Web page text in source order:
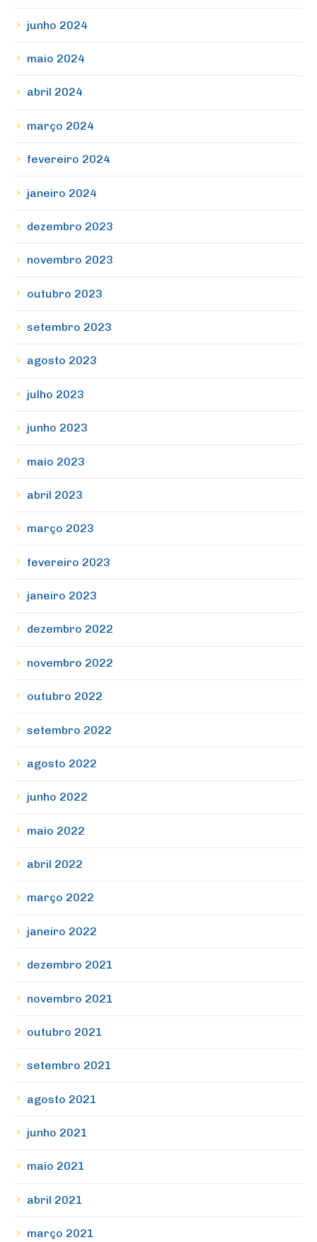
junho 2024
maio 2024
abril 2024
março 2024
fevereiro 2024
janeiro 2024
dezembro 2023
novembro 2023
outubro 2023
setembro 2023
agosto 2023
julho 2023
junho 2023
maio 2023
abril 2023
março 2023
fevereiro 2023
janeiro 2023
dezembro 2022
novembro 2022
outubro 2022
setembro 2022
agosto 2022
junho 2022
maio 2022
abril 2022
março 2022
janeiro 2022
dezembro 2021
novembro 2021
outubro 2021
setembro 2021
agosto 2021
junho 2021
maio 2021
abril 2021
março 2021